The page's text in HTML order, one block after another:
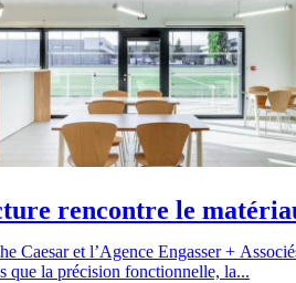
rencontre le
Caesar et l’Agence Engasser +
que la précision fonctionnelle, la...